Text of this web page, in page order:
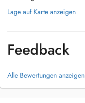
Lage auf Karte anzeigen
Feedback
Alle Bewertungen anzeigen